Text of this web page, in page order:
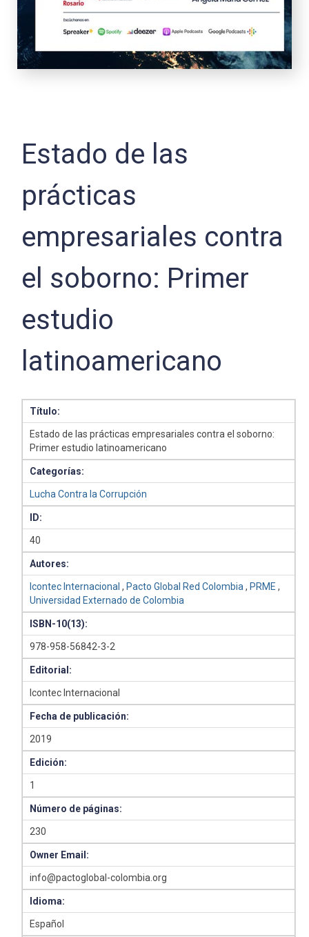
Estado de las
prácticas
empresariales contra
el soborno: Primer
estudio
latinoamericano
Título:
Estado de las prácticas empresariales contra el soborno:
Primer estudio latinoamericano
Categorías:
Lucha Contra la Corrupción
ID:
40
Autores:
Icontec Internacional , Pacto Global Red Colombia , PRME ,
Universidad Externado de Colombia
ISBN-10(13):
978-958-56842-3-2
Editorial:
Icontec Internacional
Fecha de publicación:
2019
Edición:
1
Número de páginas:
230
Owner Email:
info@pactoglobal-colombia.org
Idioma:
Español